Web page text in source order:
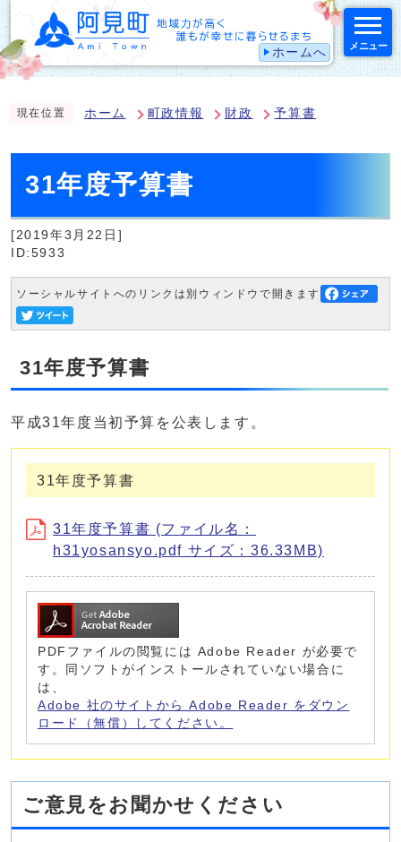
ホームへ メニュー
現在位置 ホーム 町政情報 財政 予算書
31年度予算書
[2019年3月22日]
ID:5933
ソーシャルサイトへのリンクは別ウィンドウで開きます
31年度予算書
平成31年度当初予算を公表します。
31年度予算書
31年度予算書 (ファイル名：
h31yosansyo.pdf サイズ：36.33MB)
PDFファイルの閲覧には Adobe Reader が必要で
す。同ソフトがインストールされていない場合に
は、
Adobe 社のサイトから Adobe Reader をダウン
ロード（無償）してください。
ご意見をお聞かせください